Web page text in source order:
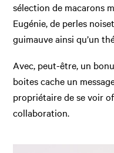
sélection de macarons
Eugénie, de perles
guimauve ainsi qu’un
Avec, peut-être, un
boites cache un
propriétaire de se voir
collaboration.